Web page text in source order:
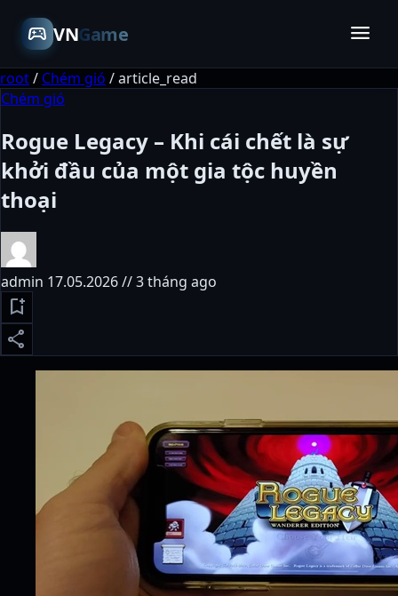
sports_esports VNGame menu
root/ Chém gió /article_read
Chém gió
Rogue Legacy – Khi cái chết là sự
khởi đầu của một gia tộc huyền
thoại
admin 17.05.2026 // 3 tháng ago
bookmark_add
share